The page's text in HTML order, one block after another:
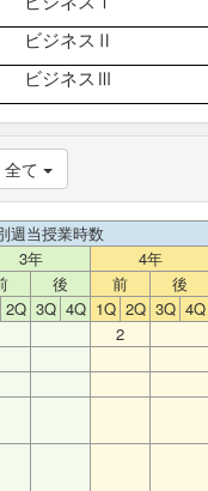
ビジネスⅡ
ビジネスⅢ
全て
週当授業時数
3年 4年
後 前 後
2Q 3Q 4Q 1Q 2Q 3Q 4Q
2